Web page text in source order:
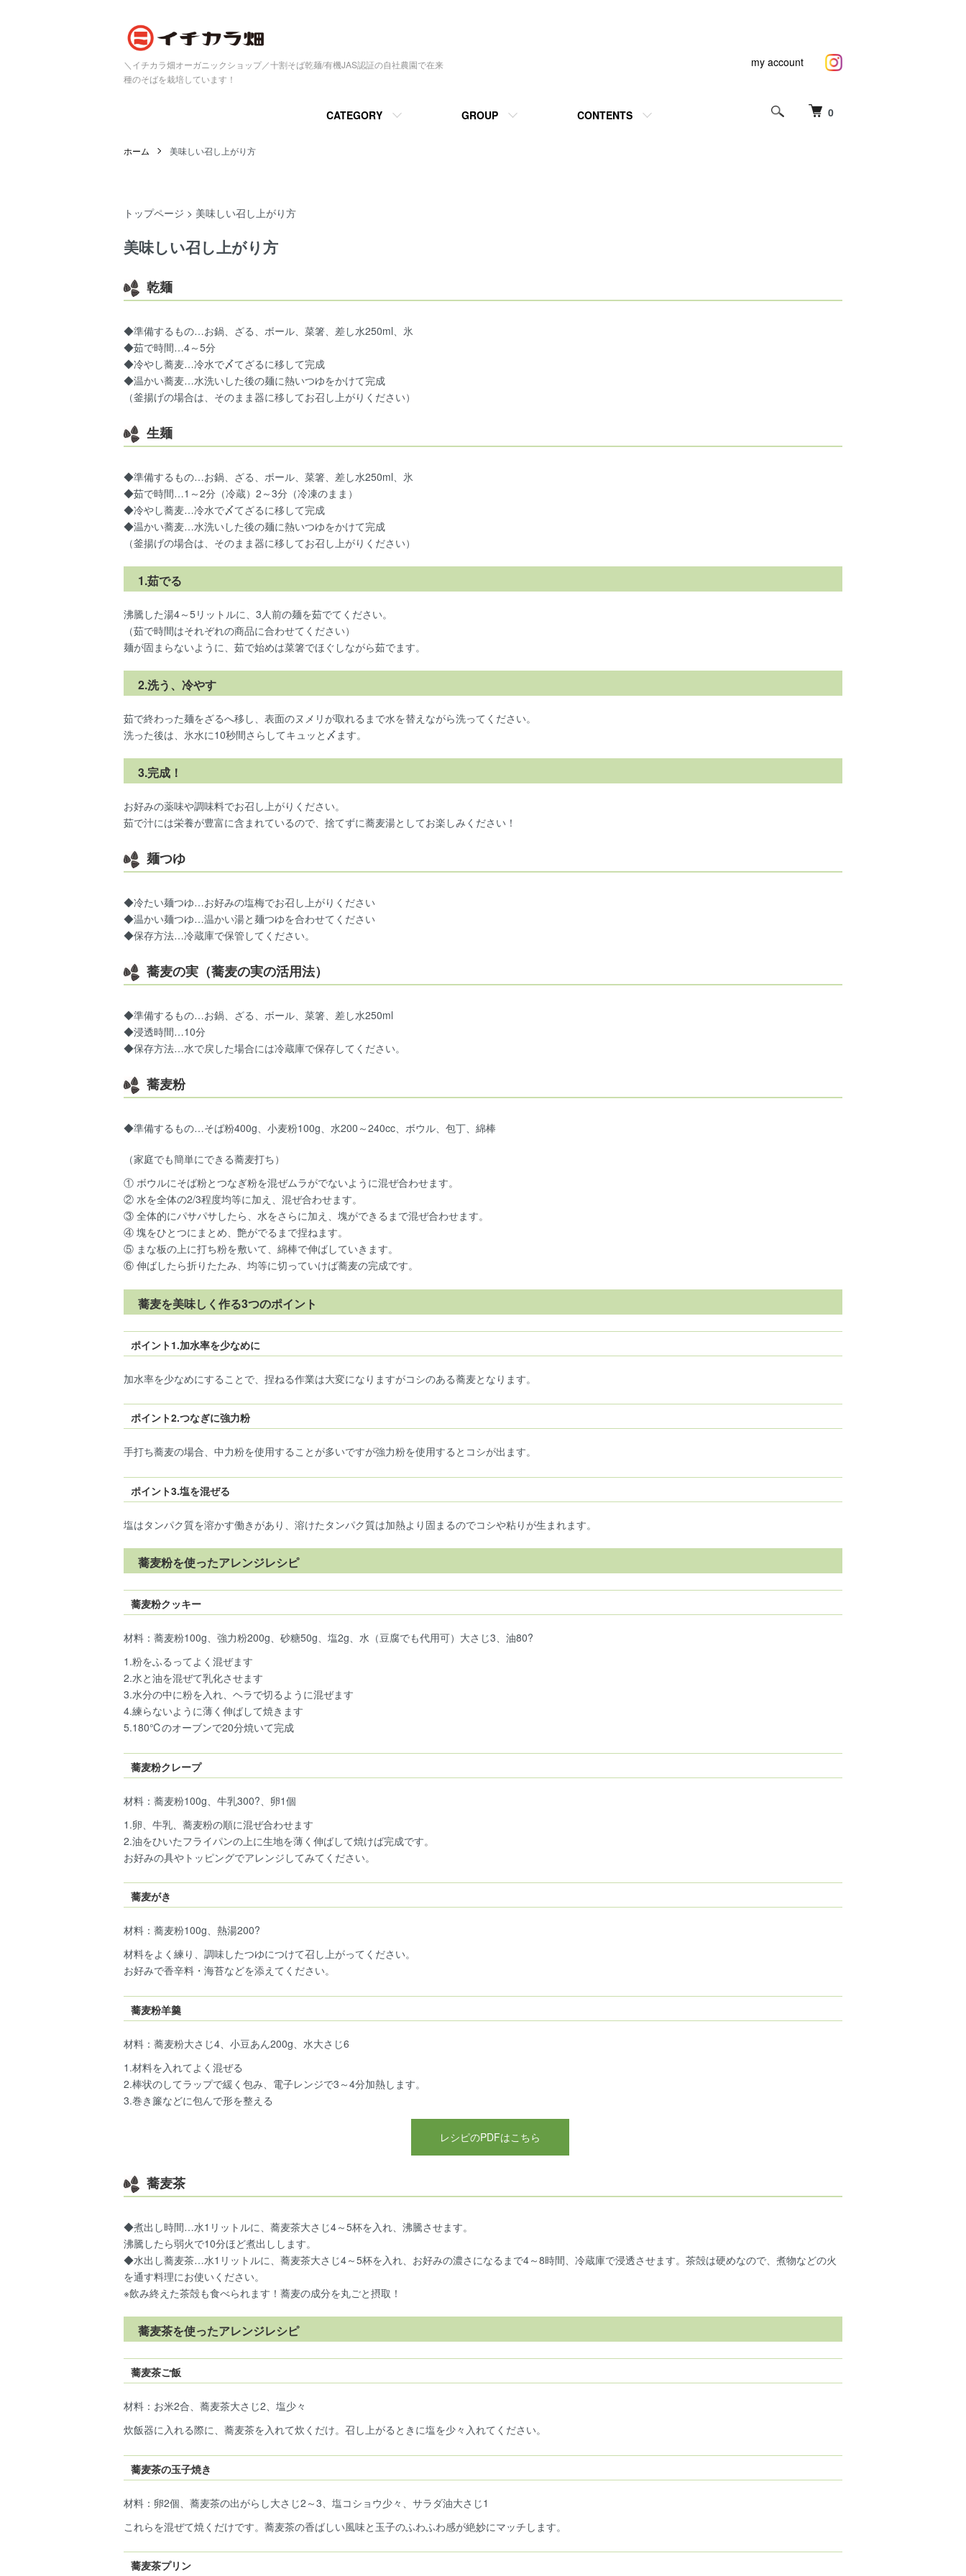
＼イチカラ畑オーガニックショップ／十割そば乾麺/有機JAS認証の自社農園で在来
種のそばを栽培しています！
0
CATEGORY GROUP CONTENTS
my account
ホーム 美味しい召し上がり方
トップページ > 美味しい召し上がり方
美味しい召し上がり方
乾麺
◆準備するもの…お鍋、ざる、ボール、菜箸、差し水250ml、氷
◆茹で時間…4～5分
◆冷やし蕎麦…冷水で〆てざるに移して完成
◆温かい蕎麦…水洗いした後の麺に熱いつゆをかけて完成
（釜揚げの場合は、そのまま器に移してお召し上がりください）
生麺
◆準備するもの…お鍋、ざる、ボール、菜箸、差し水250ml、氷
◆茹で時間…1～2分（冷蔵）2～3分（冷凍のまま）
◆冷やし蕎麦…冷水で〆てざるに移して完成
◆温かい蕎麦…水洗いした後の麺に熱いつゆをかけて完成
（釜揚げの場合は、そのまま器に移してお召し上がりください）
1.茹でる
沸騰した湯4～5リットルに、3人前の麺を茹でてください。
（茹で時間はそれぞれの商品に合わせてください）
麺が固まらないように、茹で始めは菜箸でほぐしながら茹でます。
2.洗う、冷やす
茹で終わった麺をざるへ移し、表面のヌメリが取れるまで水を替えながら洗ってください。
洗った後は、氷水に10秒間さらしてキュッと〆ます。
3.完成！
お好みの薬味や調味料でお召し上がりください。
茹で汁には栄養が豊富に含まれているので、捨てずに蕎麦湯としてお楽しみください！
麺つゆ
◆冷たい麺つゆ…お好みの塩梅でお召し上がりください
◆温かい麺つゆ…温かい湯と麺つゆを合わせてください
◆保存方法…冷蔵庫で保管してください。
蕎麦の実（蕎麦の実の活用法）
◆準備するもの…お鍋、ざる、ボール、菜箸、差し水250ml
◆浸透時間…10分
◆保存方法…水で戻した場合には冷蔵庫で保存してください。
蕎麦粉
◆準備するもの…そば粉400g、小麦粉100g、水200～240cc、ボウル、包丁、綿棒
（家庭でも簡単にできる蕎麦打ち）
① ボウルにそば粉とつなぎ粉を混ぜムラがでないように混ぜ合わせます。
② 水を全体の2/3程度均等に加え、混ぜ合わせます。
③ 全体的にパサパサしたら、水をさらに加え、塊ができるまで混ぜ合わせます。
④ 塊をひとつにまとめ、艶がでるまで捏ねます。
⑤ まな板の上に打ち粉を敷いて、綿棒で伸ばしていきます。
⑥ 伸ばしたら折りたたみ、均等に切っていけば蕎麦の完成です。
蕎麦を美味しく作る3つのポイント
ポイント1.加水率を少なめに
加水率を少なめにすることで、捏ねる作業は大変になりますがコシのある蕎麦となります。
ポイント2.つなぎに強力粉
手打ち蕎麦の場合、中力粉を使用することが多いですが強力粉を使用するとコシが出ます。
ポイント3.塩を混ぜる
塩はタンパク質を溶かす働きがあり、溶けたタンパク質は加熱より固まるのでコシや粘りが生まれます。
蕎麦粉を使ったアレンジレシピ
蕎麦粉クッキー
材料：蕎麦粉100g、強力粉200g、砂糖50g、塩2g、水（豆腐でも代用可）大さじ3、油80?
1.粉をふるってよく混ぜます
2.水と油を混ぜて乳化させます
3.水分の中に粉を入れ、ヘラで切るように混ぜます
4.練らないように薄く伸ばして焼きます
5.180℃のオーブンで20分焼いて完成
蕎麦粉クレープ
材料：蕎麦粉100g、牛乳300?、卵1個
1.卵、牛乳、蕎麦粉の順に混ぜ合わせます
2.油をひいたフライパンの上に生地を薄く伸ばして焼けば完成です。
お好みの具やトッピングでアレンジしてみてください。
蕎麦がき
材料：蕎麦粉100g、熱湯200?
材料をよく練り、調味したつゆにつけて召し上がってください。
お好みで香辛料・海苔などを添えてください。
蕎麦粉羊羹
材料：蕎麦粉大さじ4、小豆あん200g、水大さじ6
1.材料を入れてよく混ぜる
2.棒状のしてラップで緩く包み、電子レンジで3～4分加熱します。
3.巻き簾などに包んで形を整える
レシピのPDFはこちら
蕎麦茶
◆煮出し時間…水1リットルに、蕎麦茶大さじ4～5杯を入れ、沸騰させます。
沸騰したら弱火で10分ほど煮出しします。
◆水出し蕎麦茶…水1リットルに、蕎麦茶大さじ4～5杯を入れ、お好みの濃さになるまで4～8時間、冷蔵庫で浸透させます。茶殻は硬めなので、煮物などの火
を通す料理にお使いください。
※飲み終えた茶殻も食べられます！蕎麦の成分を丸ごと摂取！
蕎麦茶を使ったアレンジレシピ
蕎麦茶ご飯
材料：お米2合、蕎麦茶大さじ2、塩少々
炊飯器に入れる際に、蕎麦茶を入れて炊くだけ。召し上がるときに塩を少々入れてください。
蕎麦茶の玉子焼き
材料：卵2個、蕎麦茶の出がらし大さじ2～3、塩コショウ少々、サラダ油大さじ1
これらを混ぜて焼くだけです。蕎麦茶の香ばしい風味と玉子のふわふわ感が絶妙にマッチします。
蕎麦茶プリン